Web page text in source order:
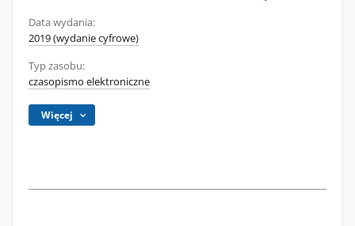
Data wydania:
2019 (wydanie cyfrowe)
Typ zasobu:
czasopismo elektroniczne
Więcej